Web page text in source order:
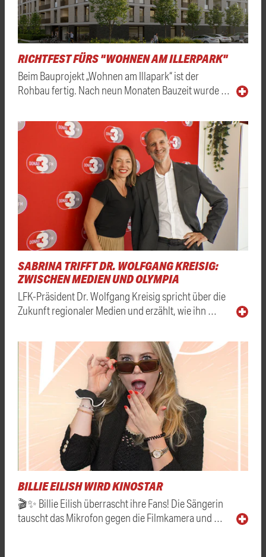
RICHTFEST FÜRS "WOHNEN AM ILLERPARK"
Beim Bauprojekt „Wohnen am Illapark“ ist der
Rohbau fertig. Nach neun Monaten Bauzeit wurde …
SABRINA TRIFFT DR. WOLFGANG KREISIG:
ZWISCHEN MEDIEN UND OLYMPIA
LFK-Präsident Dr. Wolfgang Kreisig spricht über die
Zukunft regionaler Medien und erzählt, wie ihn …
BILLIE EILISH WIRD KINOSTAR
🎬✨ Billie Eilish überrascht ihre Fans! Die Sängerin
tauscht das Mikrofon gegen die Filmkamera und …